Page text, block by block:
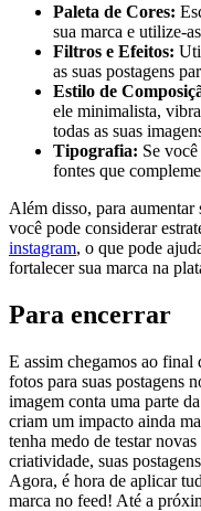
Paleta de Cores:
sua marca e utilize-
Filtros e Efeitos:
as suas ‍postagens
Estilo de‌
ele⁤ minimalista,
todas as suas
Tipografia: Se
fontes que
Além disso, para​ aumentar
você pode considerar​
instagram, o que pode
fortalecer sua marca na
Para encerrar
E assim chegamos ​ao final
fotos para suas postagens
imagem conta uma parte
criam um ‌impacto ⁤ainda
tenha medo de testar
criatividade, suas
Agora, é hora de aplicar
marca no feed! Até a